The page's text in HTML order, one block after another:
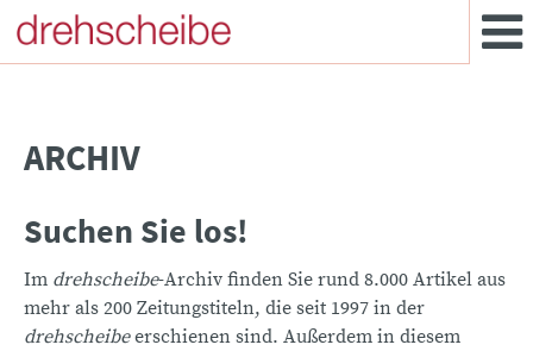
ARCHIV
Suchen Sie los!
Im drehscheibe-Archiv finden Sie rund 8.000 Artikel aus
mehr als 200 Zeitungstiteln, die seit 1997 in der
drehscheibeerschienen sind. Außerdem in diesem